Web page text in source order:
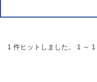
1 件ヒットしました。 1 ～ 1